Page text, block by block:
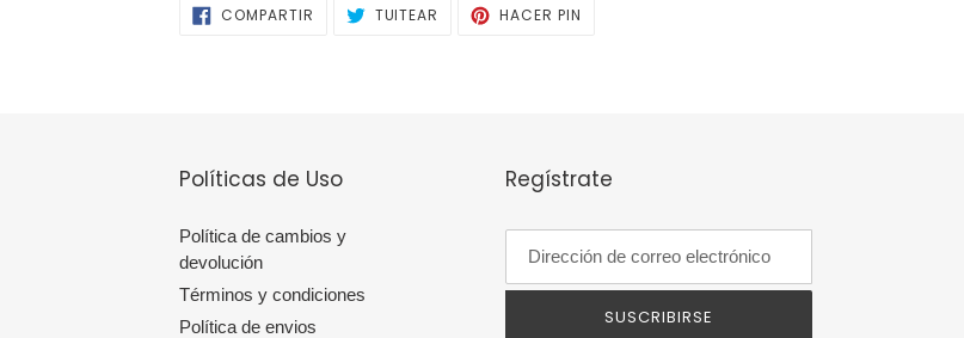
COMPARTIR COMPARTIRTUITEAR TUITEARHACER PIN
Políticas de Uso
Política de cambios y
devolución
Términos y condiciones
Política de envios
Regístrate
SUSCRIBIRSE